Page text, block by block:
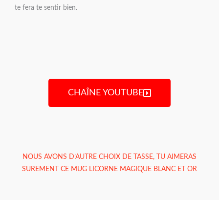
te fera te sentir bien.
CHAÎNE YOUTUBE
NOUS AVONS D’AUTRE CHOIX DE TASSE, TU AIMERAS
SUREMENT CE MUG LICORNE MAGIQUE BLANC ET OR